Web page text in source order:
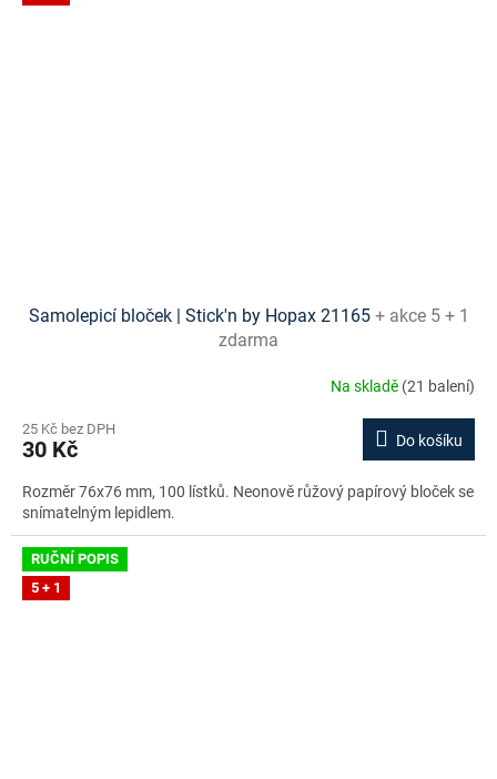
Samolepicí bloček | Stick'n by Hopax 21165 + akce 5 + 1
zdarma
Na skladě (21 balení)
25 Kč bez DPH
30 Kč Do košíku
Rozměr 76x76 mm, 100 lístků. Neonově růžový papírový bloček se
snímatelným lepidlem.
RUČNÍ POPIS
5 + 1